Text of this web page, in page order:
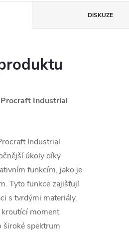
DISKUZE
Industrial
Industrial
úkoly díky
funkcím, jako je
Tyto funkce zajišťují
s tvrdými materiály.
moment
široké spektrum